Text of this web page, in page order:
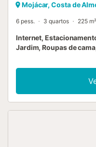
Mojácar, Costa de
6 pess. 3 quartos 225 m²
Internet,
Jardim, Roupas de